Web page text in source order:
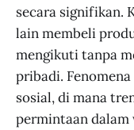
secara signifikan.
lain membeli
mengikuti tanpa
pribadi.
sosial, di mana
permintaan